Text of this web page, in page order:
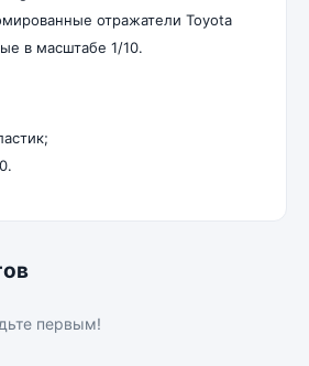
отражатели Toyota
в масштабе 1/10.
первым!